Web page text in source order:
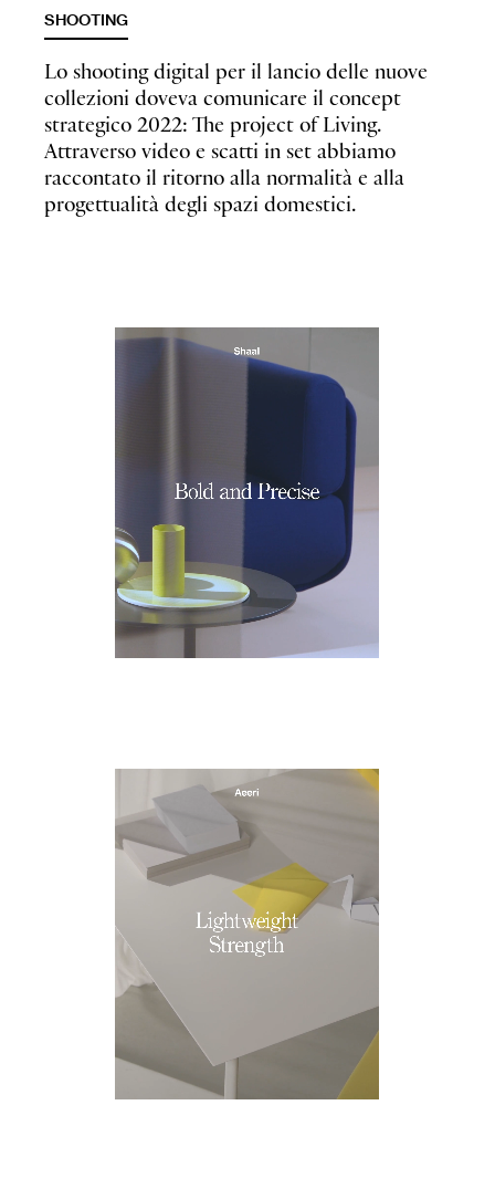
SHOOTING
Lo shooting digital per il lancio delle nuove
collezioni doveva comunicare il concept
strategico 2022: The project of Living.
Attraverso video e scatti in set abbiamo
raccontato il ritorno alla normalità e alla
progettualità degli spazi domestici.